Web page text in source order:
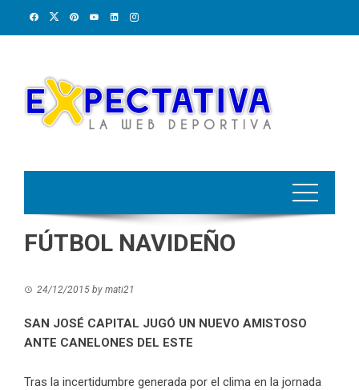
FÚTBOL NAVIDEÑO
24/12/2015 by mati21
SAN JOSÉ CAPITAL JUGÓ UN NUEVO AMISTOSO
ANTE CANELONES DEL ESTE
Tras la incertidumbre generada por el clima en la jornada